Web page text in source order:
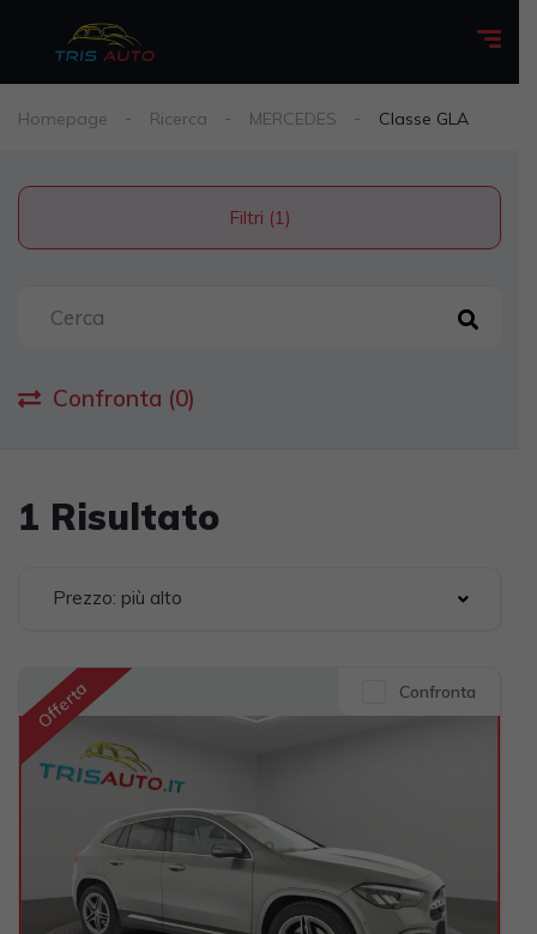
Homepage Ricerca MERCEDES Classe GLA
Filtri (1)
Confronta (0)
1 Risultato
Prezzo: più alto
Offerta Confronta